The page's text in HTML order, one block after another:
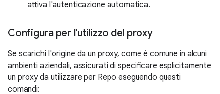
attiva l'autenticazione automatica.
Configura per l'utilizzo del proxy
Se scarichi l'origine da un proxy, come è comune in alcuni
ambienti aziendali, assicurati di specificare esplicitamente
un proxy da utilizzare per Repo eseguendo questi
comandi: